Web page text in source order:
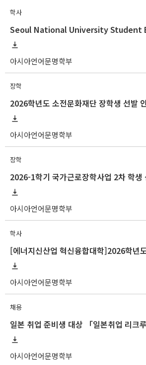
학사
아시아언어문명학부
장학
2026학년도 소전문화재단 장학생 선발
아시아언어문명학부
장학
아시아언어문명학부
학사
아시아언어문명학부
채용
아시아언어문명학부